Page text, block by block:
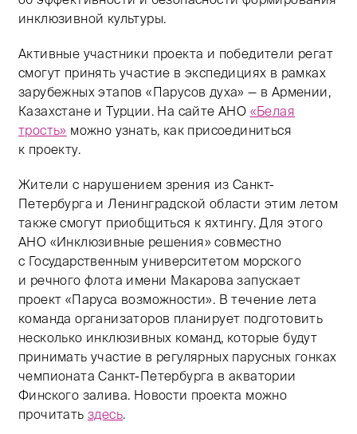
инклюзивной культуры.
Активные участники проекта и победители регат
смогут принять участие в экспедициях в рамках
зарубежных этапов «Парусов духа» — в Армении,
Казахстане и Турции. На сайте АНО «Белая
трость» можно узнать, как присоединиться
к проекту.
Жители с нарушением зрения из Санкт-
Петербурга и Ленинградской области этим летом
также смогут приобщиться к яхтингу. Для этого
АНО «Инклюзивные решения» совместно
с Государственным университетом морского
и речного флота имени Макарова запускает
проект «Паруса возможности». В течение лета
команда организаторов планирует подготовить
несколько инклюзивных команд, которые будут
принимать участие в регулярных парусных гонках
чемпионата Санкт-Петербурга в акватории
Финского залива. Новости проекта можно
прочитатьздесь.